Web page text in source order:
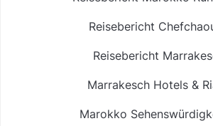
Reisebericht
Reisebericht
Marrakesch Hotels &
Marokko